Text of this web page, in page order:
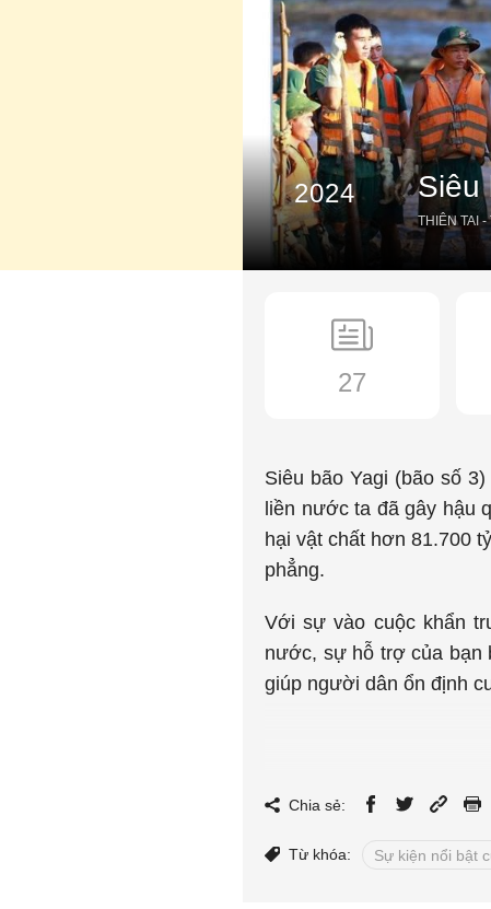
2024 Siêu
THIÊN TAI -
27
Siêu bão Yagi (bão số
liền nước ta đã gây hậu
hại vật chất hơn 81.700
phẳng.
Với sự vào cuộc khẩn
nước, sự hỗ trợ của bạn
giúp người dân ổn định
Chia sẻ:
Từ khóa: Sự kiện nổi bật